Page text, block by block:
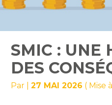
SMIC : UNE
DES
Par |27 MAI 2026 ( Mise